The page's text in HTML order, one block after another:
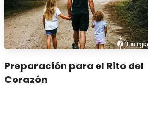
Preparación para el Rito del
Corazón